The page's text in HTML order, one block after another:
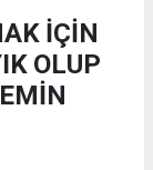
İÇİN
OLUP